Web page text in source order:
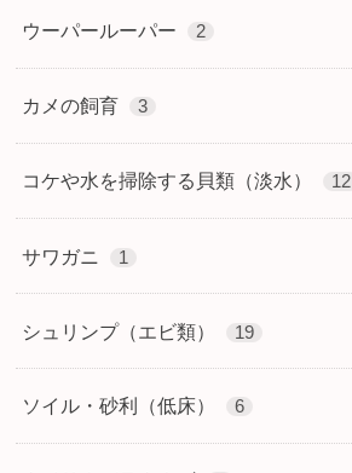
ウーパールーパー 2
カメの飼育 3
コケや水を掃除する貝類（淡水） 12
サワガニ 1
シュリンプ（エビ類） 19
ソイル・砂利（低床） 6